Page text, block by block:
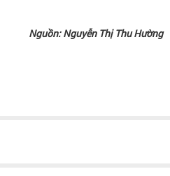
Nguồn: Nguyễn Thị Thu Hường